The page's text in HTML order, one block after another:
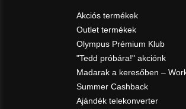
Akciós termékek
Outlet termékek
Olympus Prémium Klub
"Tedd próbára!" akciónk
Madarak a keresőben –
Summer Cashback
Ajándék telekonverter